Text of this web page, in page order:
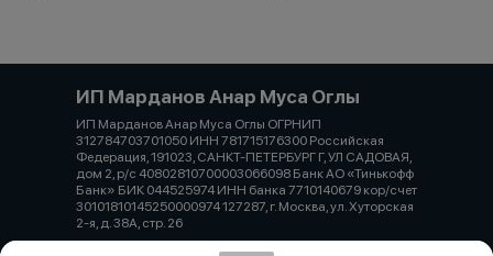
ИП Марданов Анар Муса Оглы
ИП Марданов Анар Муса Оглы ОГРНИП
312784703701050 ИНН 781715176300 Российская
Федерация, 191023, САНКТ-ПЕТЕРБУРГ Г, УЛ САДОВАЯ,
дом 2, р/с 40802810700003066098 Банк АО «Тинькофф
Банк» БИК 044525974 ИНН банка 7710140679 кор/счет
30101810145250000974 127287, г. Москва, ул. Хуторская
2-я, д. 38А, стр. 26
Работает на эффективном ядреFoodpicásso